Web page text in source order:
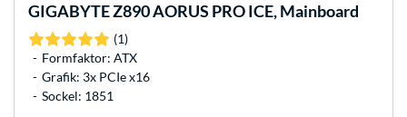
GIGABYTEZ890 AORUS PRO ICE, Mainboard
(1)
Formfaktor: ATX
Grafik: 3x PCIe x16
Sockel: 1851